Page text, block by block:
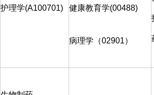
护理学(A100701) 健康教育学(00488)
病理学（02901）